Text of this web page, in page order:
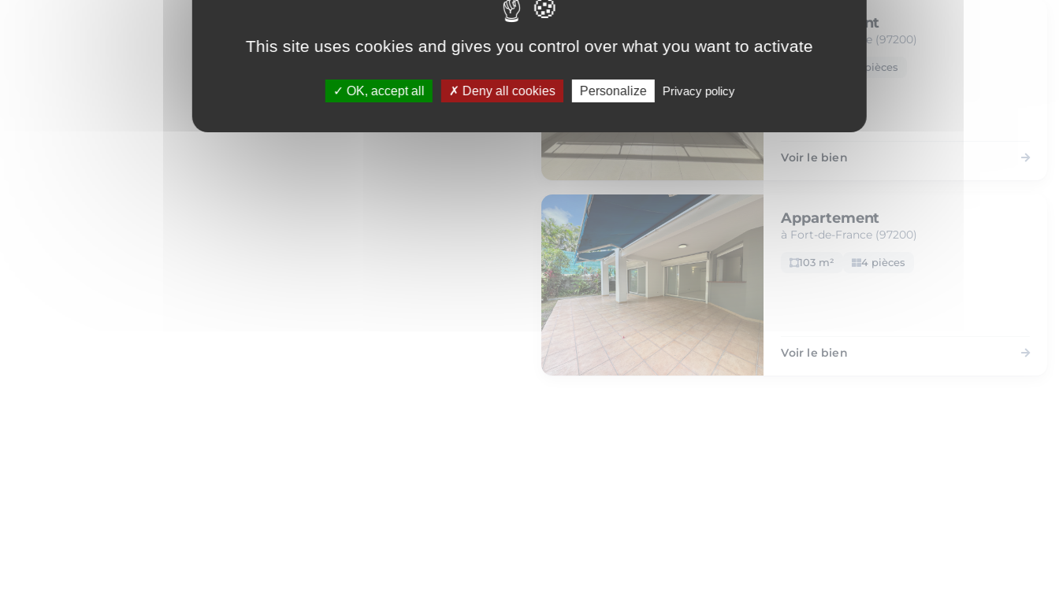
Appartement
à Fort-de-France (97200)
2 pièces
Voir le bien
Appartement
à Fort-de-France (97200)
103 m² 4 pièces
Voir le bien
This site uses cookies and gives you control over what you want to activate
OK, accept all Deny all cookies Personalize Privacy policy